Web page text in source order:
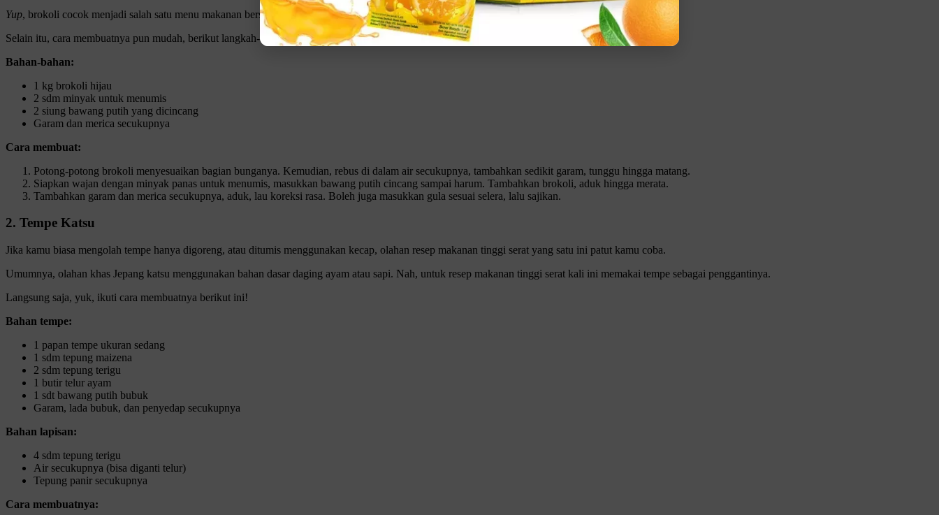
Yup, brokoli cocok menjadi salah satu menu makanan berserat tinggi. Bagaimana tidak? Sekitar 100 gram brokoli saja sudah mengandung 2,6 gram serat.
Selain itu, cara membuatnya pun mudah, berikut langkah-langkah yang perlu kamu ikuti.
Bahan-bahan:
1 kg brokoli hijau
2 sdm minyak untuk menumis
2 siung bawang putih yang dicincang
Garam dan merica secukupnya
Cara membuat:
Potong-potong brokoli menyesuaikan bagian bunganya. Kemudian, rebus di dalam air secukupnya, tambahkan sedikit garam, tunggu hingga matang.
Siapkan wajan dengan minyak panas untuk menumis, masukkan bawang putih cincang sampai harum. Tambahkan brokoli, aduk hingga merata.
Tambahkan garam dan merica secukupnya, aduk, lau koreksi rasa. Boleh juga masukkan gula sesuai selera, lalu sajikan.
2. Tempe Katsu
Jika kamu biasa mengolah tempe hanya digoreng, atau ditumis menggunakan kecap, olahan resep makanan tinggi serat yang satu ini patut kamu coba.
Umumnya, olahan khas Jepang katsu menggunakan bahan dasar daging ayam atau sapi. Nah, untuk resep makanan tinggi serat kali ini memakai tempe sebagai penggantinya.
Langsung saja, yuk, ikuti cara membuatnya berikut ini!
Bahan tempe:
1 papan tempe ukuran sedang
1 sdm tepung maizena
2 sdm tepung terigu
1 butir telur ayam
1 sdt bawang putih bubuk
Garam, lada bubuk, dan penyedap secukupnya
Bahan lapisan:
4 sdm tepung terigu
Air secukupnya (bisa diganti telur)
Tepung panir secukupnya
Cara membuatnya: